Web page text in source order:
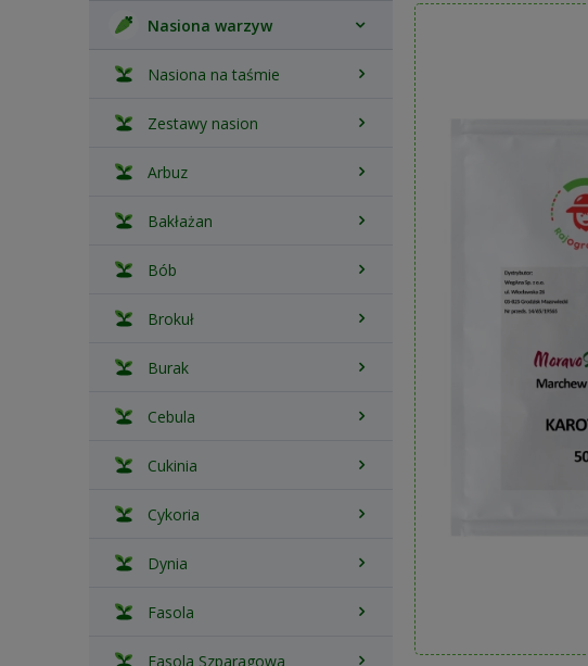
Nasiona warzyw
Nasiona na taśmie
Zestawy nasion
Arbuz
Bakłażan
Bób
Brokuł
Burak
Cebula
Cukinia
Cykoria
Dynia
Fasola
Fasola Szparagowa